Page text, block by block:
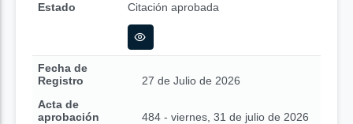
Estado
Citación aprobada
Fecha de
Registro
27 de Julio de 2026
Acta de
aprobación
484 - viernes, 31 de julio de 2026